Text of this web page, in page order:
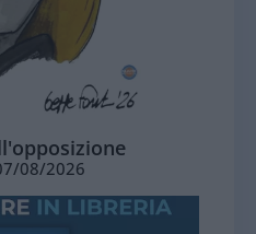
08/2026